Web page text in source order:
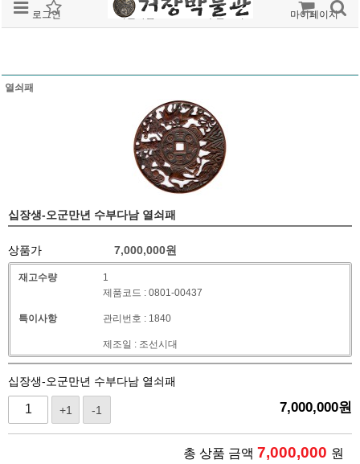
로그인 회원가입 주문조회 마이페이지
열쇠패
십장생-오군만년 수부다남 열쇠패
상품가 7,000,000원
재고수량 1
특이사항
제품코드 : 0801-00437
관리번호 : 1840
제조일 : 조선시대
십장생-오군만년 수부다남 열쇠패
+1 -1 7,000,000원
총 상품 금액 7,000,000 원